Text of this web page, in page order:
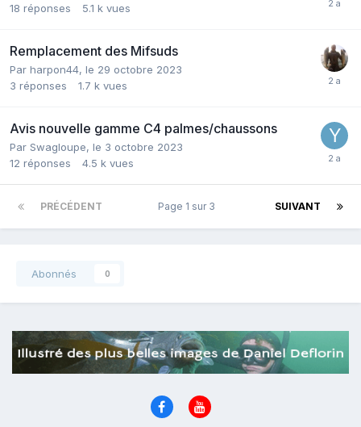
18 réponses 5.1 k vues
Remplacement des Mifsuds
Par harpon44, le 29 octobre 2023
3 réponses 1.7 k vues
Avis nouvelle gamme C4 palmes/chaussons
Par Swagloupe, le 3 octobre 2023
12 réponses 4.5 k vues
PRÉCÉDENT SUIVANT
Page 1 sur 3
Abonnés 0